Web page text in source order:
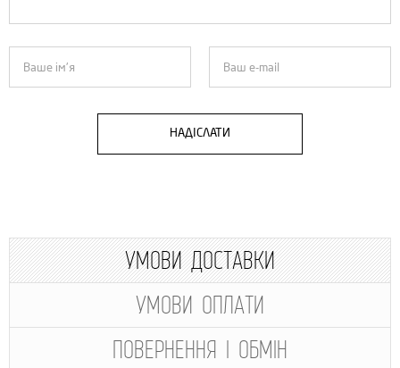
НАДІСЛАТИ
УМОВИ ДОСТАВКИ
УМОВИ ОПЛАТИ
ПОВЕРНЕННЯ І ОБМІН